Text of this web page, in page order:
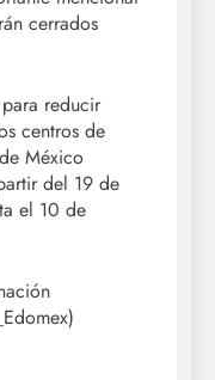
cerrados
reducir
centros de
México
del 19 de
el 10 de